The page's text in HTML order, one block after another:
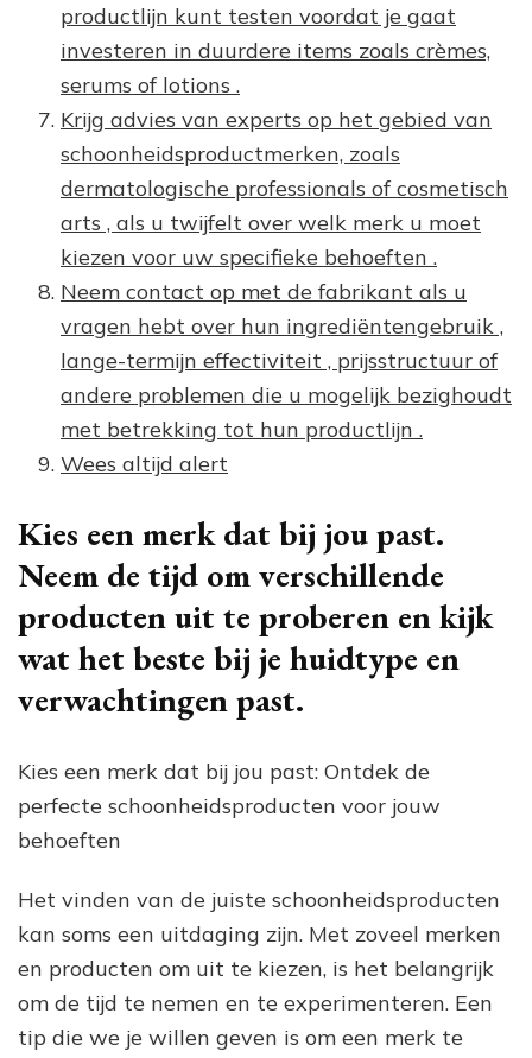
productlijn kunt testen voordat je gaat
investeren in duurdere items zoals crèmes,
serums of lotions .
Krijg advies van experts op het gebied van
schoonheidsproductmerken, zoals
dermatologische professionals of cosmetisch
arts , als u twijfelt over welk merk u moet
kiezen voor uw specifieke behoeften .
Neem contact op met de fabrikant als u
vragen hebt over hun ingrediëntengebruik ,
lange-termijn effectiviteit , prijsstructuur of
andere problemen die u mogelijk bezighoudt
met betrekking tot hun productlijn .
Wees altijd alert
Kies een merk dat bij jou past.
Neem de tijd om verschillende
producten uit te proberen en kijk
wat het beste bij je huidtype en
verwachtingen past.
Kies een merk dat bij jou past: Ontdek de
perfecte schoonheidsproducten voor jouw
behoeften
Het vinden van de juiste schoonheidsproducten
kan soms een uitdaging zijn. Met zoveel merken
en producten om uit te kiezen, is het belangrijk
om de tijd te nemen en te experimenteren. Een
tip die we je willen geven is om een merk te